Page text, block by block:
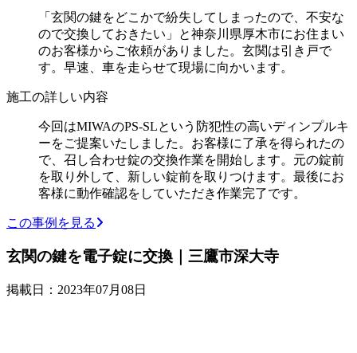
「玄関の鍵をどこかで紛失してしまったので、不安な
ので交換しておきたい」と神奈川県厚木市にお住まい
のお客様からご依頼がありました。玄関は引き戸で
す。早速、車を走らせて現場に向かいます。
施工の詳しい内容
今回はMIWAのPS-SLという防犯性の高いディンプルキ
ーをご提案いたしました。お客様に了承を得られたの
で、召し合わせ錠の交換作業を開始します。元の錠前
を取り外して、新しい錠前を取りつけます。最後にお
客様に動作確認をしていただき作業完了です。
この事例を見る
玄関の鍵を電子錠に交換｜三鷹市深大寺
掲載日：2023年07月08日